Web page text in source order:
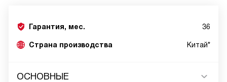
Гарантия, мес. 36
Страна производства Китай*
ОСНОВНЫЕ